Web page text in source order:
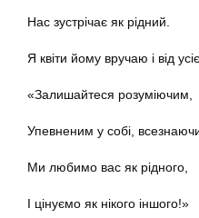
Нас зустрічає як рідний.
Я квіти йому вручаю і від
«Залишайтеся розуміючим,
Упевненим у собі,
Ми любимо вас як рідного,
І цінуємо як нікого іншого!»